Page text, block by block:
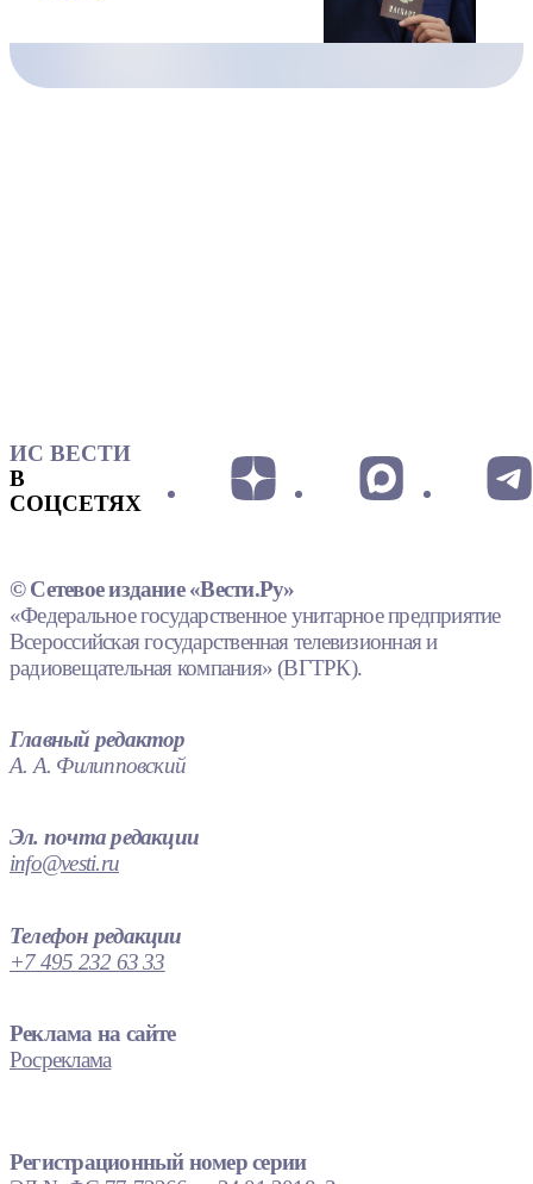
ИС ВЕСТИ
В
СОЦСЕТЯХ
© Сетевое издание «Вести.Ру»
«Федеральное государственное унитарное предприятие
Всероссийская государственная телевизионная и
радиовещательная компания» (ВГТРК).
Главный редактор
А. А. Филипповский
Эл. почта редакции
info@vesti.ru
Телефон редакции
+7 495 232 63 33
Реклама на сайте
Росреклама
Регистрационный номер серии